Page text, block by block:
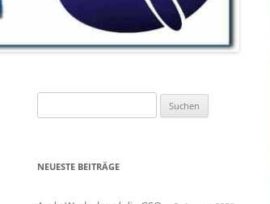
nach:
NEUESTE BEITRÄGE